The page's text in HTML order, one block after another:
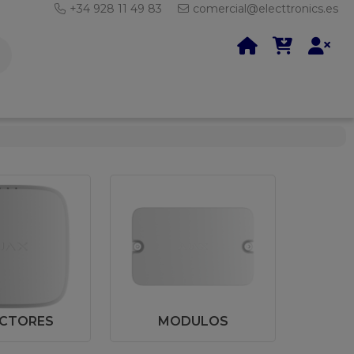
+34 928 11 49 83 comercial@electtronics.es
MODULOS